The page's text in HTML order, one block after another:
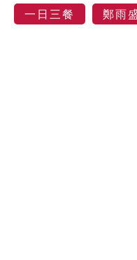
一日三餐
鄭雨